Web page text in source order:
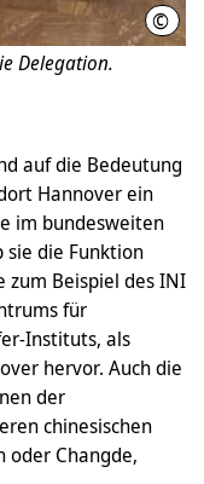
© LHH
Delegation.
auf die Bedeutung
Hannover ein
im bundesweiten
sie die Funktion
zum Beispiel des INI
für
Instituts, als
hervor. Auch die
der
chinesischen
oder Changde,